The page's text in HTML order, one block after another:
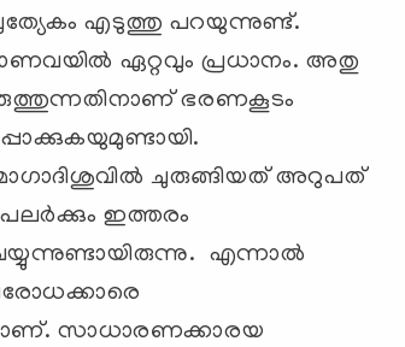
എടുത്തു പറയുന്നുണ്ട്.
ഏറ്റവും പ്രധാനം. അതു
ഭരണകൂടം
ചുരുങ്ങിയത് അറുപത്
ഇത്തരം
എന്നാല്‍
സാധാരണക്കാരയ